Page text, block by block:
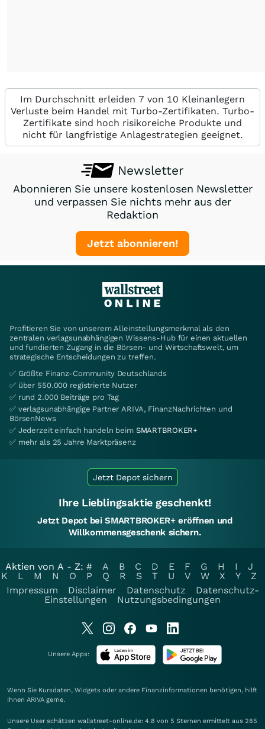
Im Durchschnitt erleiden 7 von 10 Kleinanlegern
Verluste beim Handel mit Turbo-Zertifikaten. Turbo-
Zertifikate sind hoch risikoreiche Produkte und
nicht für langfristige Anlagestrategien geeignet.
Newsletter
Abonnieren Sie unsere kostenlosen Newsletter
und verpassen Sie nichts mehr aus der
Redaktion
Jetzt abonnieren!
Profitieren Sie von unserem Alleinstellungsmerkmal als den
zentralen verlagsunabhängigen Wissens-Hub für einen aktuellen
und fundierten Zugang in die Börsen- und Wirtschaftswelt, um
strategische Entscheidungen zu treffen.
✅ Größte Finanz-Community Deutschlands
✅ über 550.000 registrierte Nutzer
✅ rund 2.000 Beiträge pro Tag
✅ verlagsunabhängige Partner ARIVA, FinanzNachrichten und
BörsenNews
✅ Jederzeit einfach handeln beim SMARTBROKER+
✅ mehr als 25 Jahre Marktpräsenz
Jetzt Depot sichern
Ihre Lieblingsaktie geschenkt!
Jetzt Depot bei SMARTBROKER+ eröffnen und
Willkommensgeschenk sichern.
Aktien von A - Z: # A B C D E F G H I
J
K
L M N O P Q R S T U V W X Y
Z
Impressum
Disclaimer Datenschutz
Datenschutz-
Einstellungen
Nutzungsbedingungen
Unsere Apps:
Wenn Sie Kursdaten, Widgets oder andere Finanzinformationen benötigen, hilft
Ihnen ARIVA gerne.
Unsere User schätzen wallstreet-online.de: 4.8 von 5 Sternen ermittelt aus 285